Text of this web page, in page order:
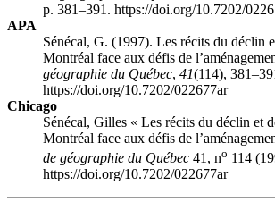
p. 381–391. https://doi.org/10.7202/
APA
Sénécal, G. (1997). Les récits du déclin
Montréal face aux défis de
géographie du Québec, 41(114),
https://doi.org/10.7202/022677ar
Chicago
Sénécal, Gilles « Les récits du déclin et
Montréal face aux défis de
de géographie du Québec 41, no 114
https://doi.org/10.7202/022677ar